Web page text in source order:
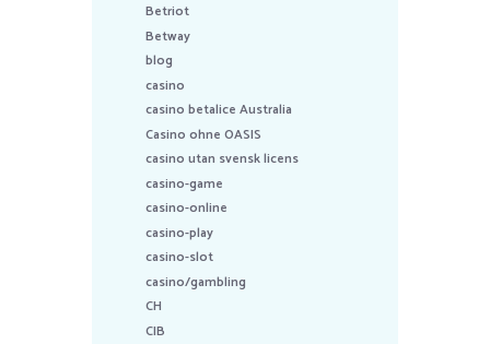
Betriot
Betway
blog
casino
casino betalice Australia
Casino ohne OASIS
casino utan svensk licens
casino-game
casino-online
casino-play
casino-slot
casino/gambling
CH
CIB